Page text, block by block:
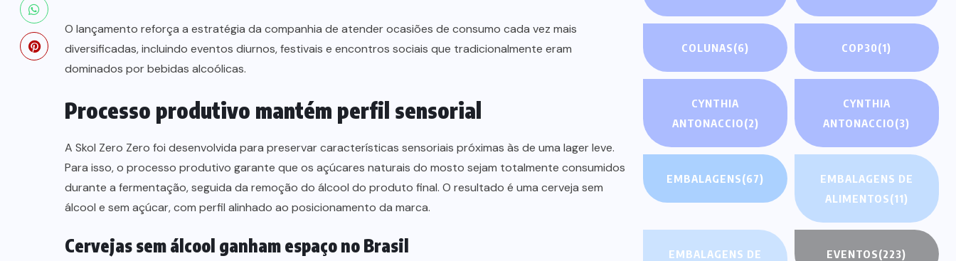
O lançamento reforça a estratégia da companhia de atender ocasiões de consumo cada vez mais
diversificadas, incluindo eventos diurnos, festivais e encontros sociais que tradicionalmente eram
dominados por bebidas alcoólicas.
Processo produtivo mantém perfil sensorial
A Skol Zero Zero foi desenvolvida para preservar características sensoriais próximas às de uma lager leve.
Para isso, o processo produtivo garante que os açúcares naturais do mosto sejam totalmente consumidos
durante a fermentação, seguida da remoção do álcool do produto final. O resultado é uma cerveja sem
álcool e sem açúcar, com perfil alinhado ao posicionamento da marca.
Cervejas sem álcool ganham espaço no Brasil
COLUNAS(6) COP30(1)
CYNTHIA
ANTONACCIO(2)
CYNTHIA
ANTONACCIO(3)
EMBALAGENS(67)
EMBALAGENS DE
ALIMENTOS(11)
EMBALAGENS DE
EVENTOS(223)